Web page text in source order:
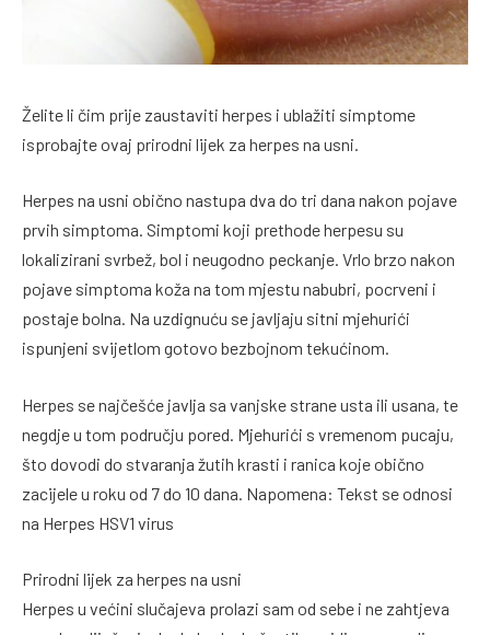
Želite li čim prije zaustaviti herpes i ublažiti simptome
isprobajte ovaj prirodni lijek za herpes na usni.
Herpes na usni obično nastupa dva do tri dana nakon pojave
prvih simptoma. Simptomi koji prethode herpesu su
lokalizirani svrbež, bol i neugodno peckanje. Vrlo brzo nakon
pojave simptoma koža na tom mjestu nabubri, pocrveni i
postaje bolna. Na uzdignuću se javljaju sitni mjehurići
ispunjeni svijetlom gotovo bezbojnom tekućinom.
Herpes se najčešće javlja sa vanjske strane usta ili usana, te
negdje u tom području pored. Mjehurići s vremenom pucaju,
što dovodi do stvaranja žutih krasti i ranica koje obično
zacijele u roku od 7 do 10 dana. Napomena: Tekst se odnosi
na Herpes HSV1 virus
Prirodni lijek za herpes na usni
Herpes u većini slučajeva prolazi sam od sebe i ne zahtjeva